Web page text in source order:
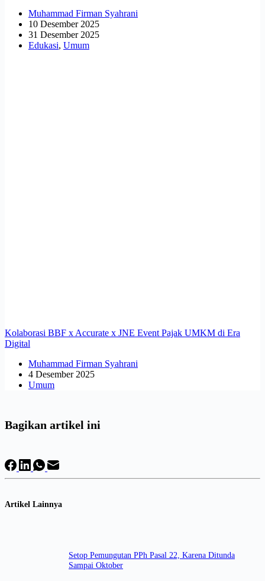
Muhammad Firman Syahrani
10 Desember 2025
31 Desember 2025
Edukasi, Umum
Kolaborasi BBF x Accurate x JNE Event Pajak UMKM di Era
Digital
Muhammad Firman Syahrani
4 Desember 2025
Umum
Bagikan artikel ini
Artikel Lainnya
Setop Pemungutan PPh Pasal 22, Karena Ditunda
Sampai Oktober